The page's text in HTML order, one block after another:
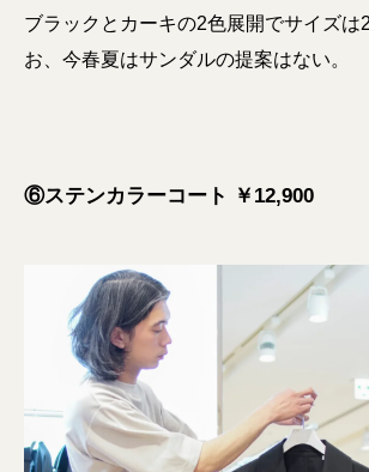
ブラックとカーキの2色展開でサイズは
お、今春夏はサンダルの提案はない。
⑥ステンカラーコート ￥12,900